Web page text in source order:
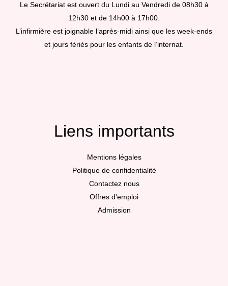
Le Secrétariat est ouvert du Lundi au Vendredi de 08h30 à
12h30 et de 14h00 à 17h00.
L’infirmière est joignable l’après-midi ainsi que les week-ends
et jours fériés pour les enfants de l’internat.
Liens importants
Mentions légales
Politique de confidentialité
Contactez nous
Offres d'emploi
Admission